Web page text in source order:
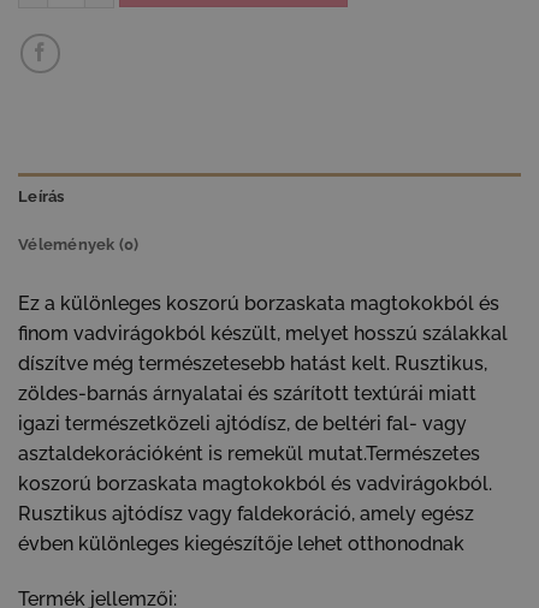
Leírás
Vélemények (0)
Ez a különleges koszorú borzaskata magtokokból és
finom vadvirágokból készült, melyet hosszú szálakkal
díszítve még természetesebb hatást kelt. Rusztikus,
zöldes-barnás árnyalatai és szárított textúrái miatt
igazi természetközeli ajtódísz, de beltéri fal- vagy
asztaldekorációként is remekül mutat.Természetes
koszorú borzaskata magtokokból és vadvirágokból.
Rusztikus ajtódísz vagy faldekoráció, amely egész
évben különleges kiegészítője lehet otthonodnak
Termék jellemzői: